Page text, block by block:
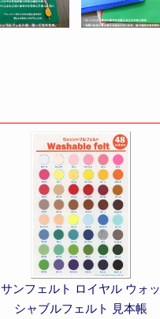
サンフェルト ロイヤル ウォッ
シャブルフェルト 見本帳